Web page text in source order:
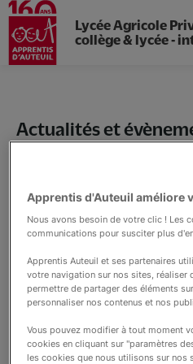
Lycée Agricole
collège & lycée -
Notre lycée
Nos formations
Actualités et
La vie à Val de
Liens à ajouter
Apprentis d'Auteuil améliore
Nous avons besoin de votre clic ! Les
communications pour susciter plus
Apprentis Auteuil et ses partenaires
votre navigation sur nos sites, réaliser
permettre de partager des éléments
personnaliser nos contenus et nos
Vous pouvez modifier à tout moment
cookies en cliquant sur "paramètres
les cookies que nous utilisons sur nos